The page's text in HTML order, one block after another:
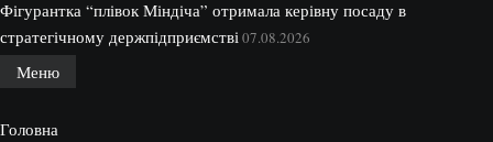
Фігурантка “плівок Міндіча” отримала керівну посаду в
стратегічному держпідприємстві07.08.2026
Меню
Головна